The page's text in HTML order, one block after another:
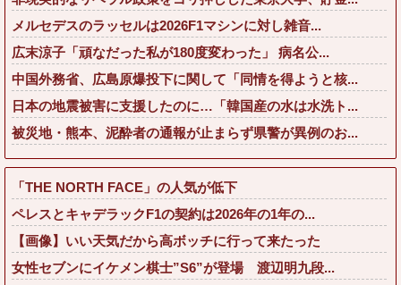
メルセデスのラッセルは2026F1マシンに対し雑音...
広末涼子「頑なだった私が180度変わった」 病名公...
中国外務省、広島原爆投下に関して「同情を得ようと核...
日本の地震被害に支援したのに…「韓国産の水は水洗ト...
被災地・熊本、泥酔者の通報が止まらず県警が異例のお...
「THE NORTH FACE」の人気が低下
ペレスとキャデラックF1の契約は2026年の1年の...
【画像】いい天気だから高ボッチに行って来たった
女性セブンにイケメン棋士”S6”が登場 渡辺明九段...